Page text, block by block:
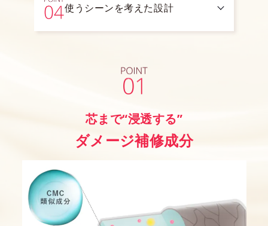
使うシーンを考えた設計
芯まで“浸透する”
ダメージ補修成分